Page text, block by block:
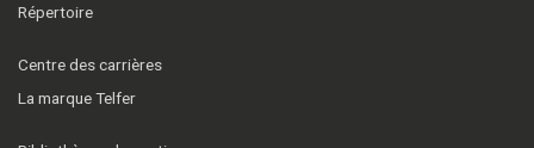
Répertoire
Centre des carrières
La marque Telfer